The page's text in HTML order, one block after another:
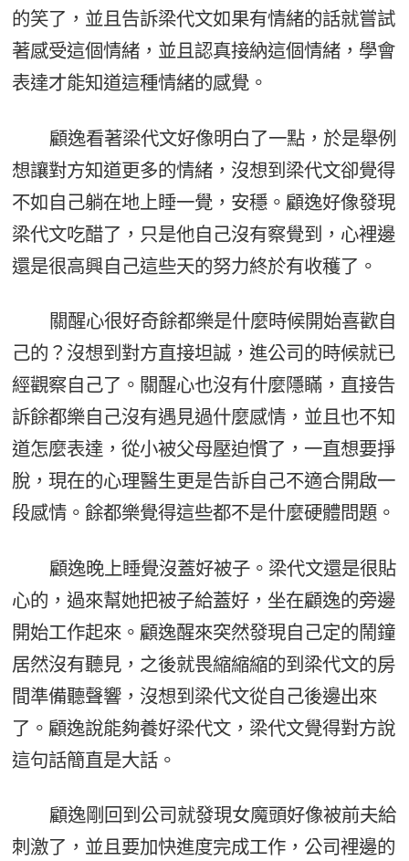
的笑了，並且告訴梁代文如果有情緒的話就嘗試
著感受這個情緒，並且認真接納這個情緒，學會
表達才能知道這種情緒的感覺。
顧逸看著梁代文好像明白了一點，於是舉例
想讓對方知道更多的情緒，沒想到梁代文卻覺得
不如自己躺在地上睡一覺，安穩。顧逸好像發現
梁代文吃醋了，只是他自己沒有察覺到，心裡邊
還是很高興自己這些天的努力終於有收穫了。
關醒心很好奇餘都樂是什麼時候開始喜歡自
己的？沒想到對方直接坦誠，進公司的時候就已
經觀察自己了。關醒心也沒有什麼隱瞞，直接告
訴餘都樂自己沒有遇見過什麼感情，並且也不知
道怎麼表達，從小被父母壓迫慣了，一直想要掙
脫，現在的心理醫生更是告訴自己不適合開啟一
段感情。餘都樂覺得這些都不是什麼硬體問題。
顧逸晚上睡覺沒蓋好被子。梁代文還是很貼
心的，過來幫她把被子給蓋好，坐在顧逸的旁邊
開始工作起來。顧逸醒來突然發現自己定的鬧鐘
居然沒有聽見，之後就畏縮縮縮的到梁代文的房
間準備聽聲響，沒想到梁代文從自己後邊出來
了。顧逸說能夠養好梁代文，梁代文覺得對方說
這句話簡直是大話。
顧逸剛回到公司就發現女魔頭好像被前夫給
刺激了，並且要加快進度完成工作，公司裡邊的